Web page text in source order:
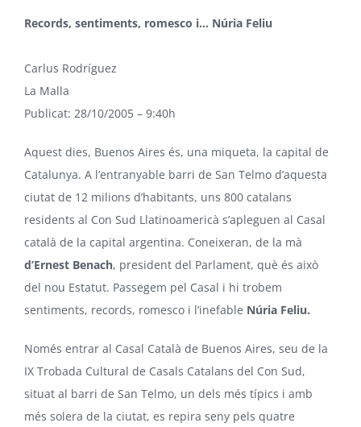
Records, sentiments, romesco i… Núria Feliu
Carlus Rodríguez
La Malla
Publicat: 28/10/2005 – 9:40h
Aquest dies, Buenos Aires és, una miqueta, la capital de
Catalunya. A l’entranyable barri de San Telmo d’aquesta
ciutat de 12 milions d’habitants, uns 800 catalans
residents al Con Sud Llatinoamericà s’apleguen al Casal
català de la capital argentina. Coneixeran, de la mà
d’Ernest Benach, president del Parlament, què és això
del nou Estatut. Passegem pel Casal i hi trobem
sentiments, records, romesco i l’inefable Núria Feliu.
Només entrar al Casal Català de Buenos Aires, seu de la
IX Trobada Cultural de Casals Catalans del Con Sud,
situat al barri de San Telmo, un dels més típics i amb
més solera de la ciutat, es repira seny pels quatre